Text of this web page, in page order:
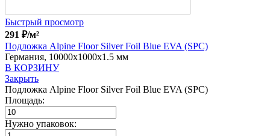
Быстрый просмотр
291 ₽/м²
Подложка Alpine Floor Silver Foil Blue EVA (SPC)
Германия, 10000x1000x1.5 мм
В КОРЗИНУ
Закрыть
Подложка Alpine Floor Silver Foil Blue EVA (SPC)
Площадь:
Нужно упаковок: